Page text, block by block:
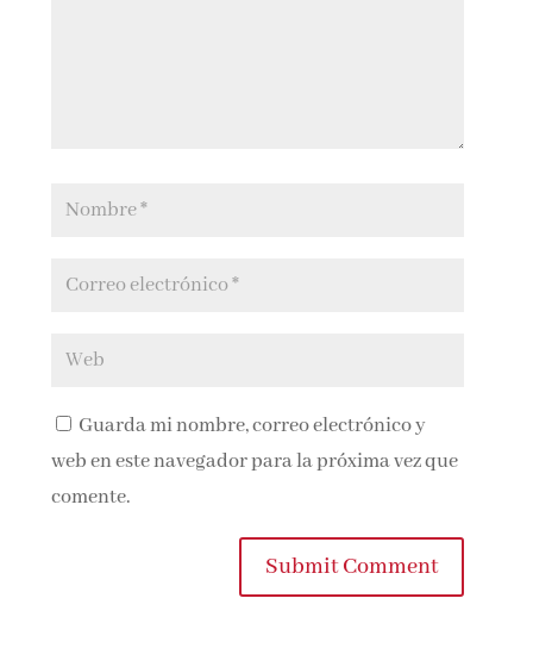
Guarda mi nombre, correo electrónico y
web en este navegador para la próxima vez que
comente.
Submit Comment